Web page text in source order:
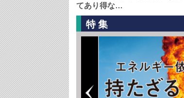
てあり得な…
特集